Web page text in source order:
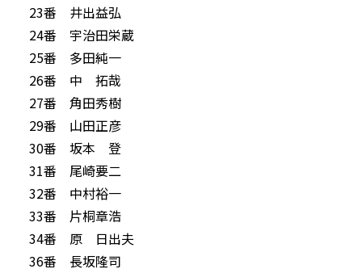
23番 井出益弘
24番 宇治田栄蔵
25番 多田純一
26番 中 拓哉
27番 角田秀樹
29番 山田正彦
30番 坂本 登
31番 尾崎要二
32番 中村裕一
33番 片桐章浩
34番 原 日出夫
36番 長坂隆司